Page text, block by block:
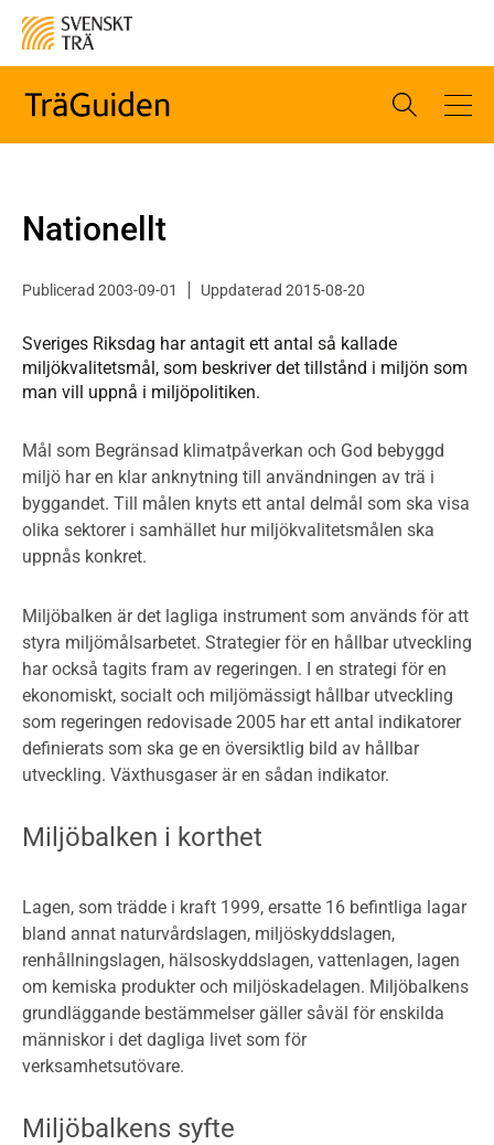
Nationellt
Publicerad 2003-09-01 Uppdaterad 2015-08-20
Sveriges Riksdag har antagit ett antal så kallade
miljökvalitetsmål, som beskriver det tillstånd i miljön som
man vill uppnå i miljöpolitiken.
Mål som Begränsad klimatpåverkan och God bebyggd
miljö har en klar anknytning till användningen av trä i
byggandet. Till målen knyts ett antal delmål som ska visa
olika sektorer i samhället hur miljökvalitetsmålen ska
uppnås konkret.
Miljöbalken är det lagliga instrument som används för att
styra miljömålsarbetet. Strategier för en hållbar utveckling
har också tagits fram av regeringen. I en strategi för en
ekonomiskt, socialt och miljömässigt hållbar utveckling
som regeringen redovisade 2005 har ett antal indikatorer
definierats som ska ge en översiktlig bild av hållbar
utveckling. Växthusgaser är en sådan indikator.
Miljöbalken i korthet
Lagen, som trädde i kraft 1999, ersatte 16 befintliga lagar
bland annat naturvårdslagen, miljöskyddslagen,
renhållningslagen, hälsoskyddslagen, vattenlagen, lagen
om kemiska produkter och miljöskadelagen. Miljöbalkens
grundläggande bestämmelser gäller såväl för enskilda
människor i det dagliga livet som för
verksamhetsutövare.
Miljöbalkens syfte